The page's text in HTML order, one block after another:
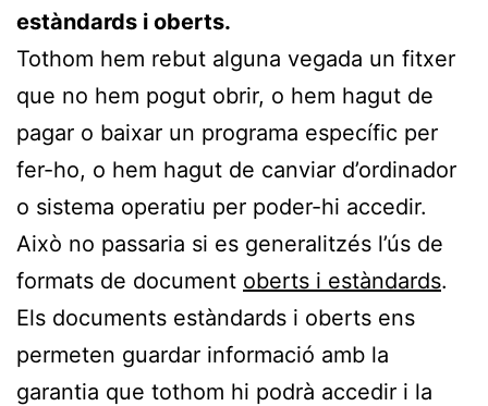
estàndards i oberts.
Tothom hem rebut alguna vegada un fitxer
que no hem pogut obrir, o hem hagut de
pagar o baixar un programa específic per
fer-ho, o hem hagut de canviar d’ordinador
o sistema operatiu per poder-hi accedir.
Això no passaria si es generalitzés l’ús de
formats de document oberts i estàndards.
Els documents estàndards i oberts ens
permeten guardar informació amb la
garantia que tothom hi podrà accedir i la